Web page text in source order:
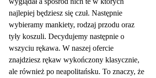
najlepiej będziesz się czuł. Następnie
wybieramy mankiety, rodzaj przodu oraz
tyły koszuli. Decydujemy następnie o
wszyciu rękawa. W naszej ofercie
znajdziesz rękaw wykończony klasycznie,
ale również po neapolitańsku. To znaczy, że